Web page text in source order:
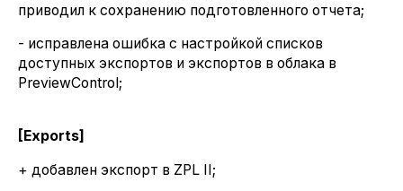
приводил к сохранению подготовленного отчета;
- исправлена ошибка с настройкой списков
доступных экспортов и экспортов в облака в
PreviewControl;
[Exports]
+ добавлен экспорт в ZPL II;